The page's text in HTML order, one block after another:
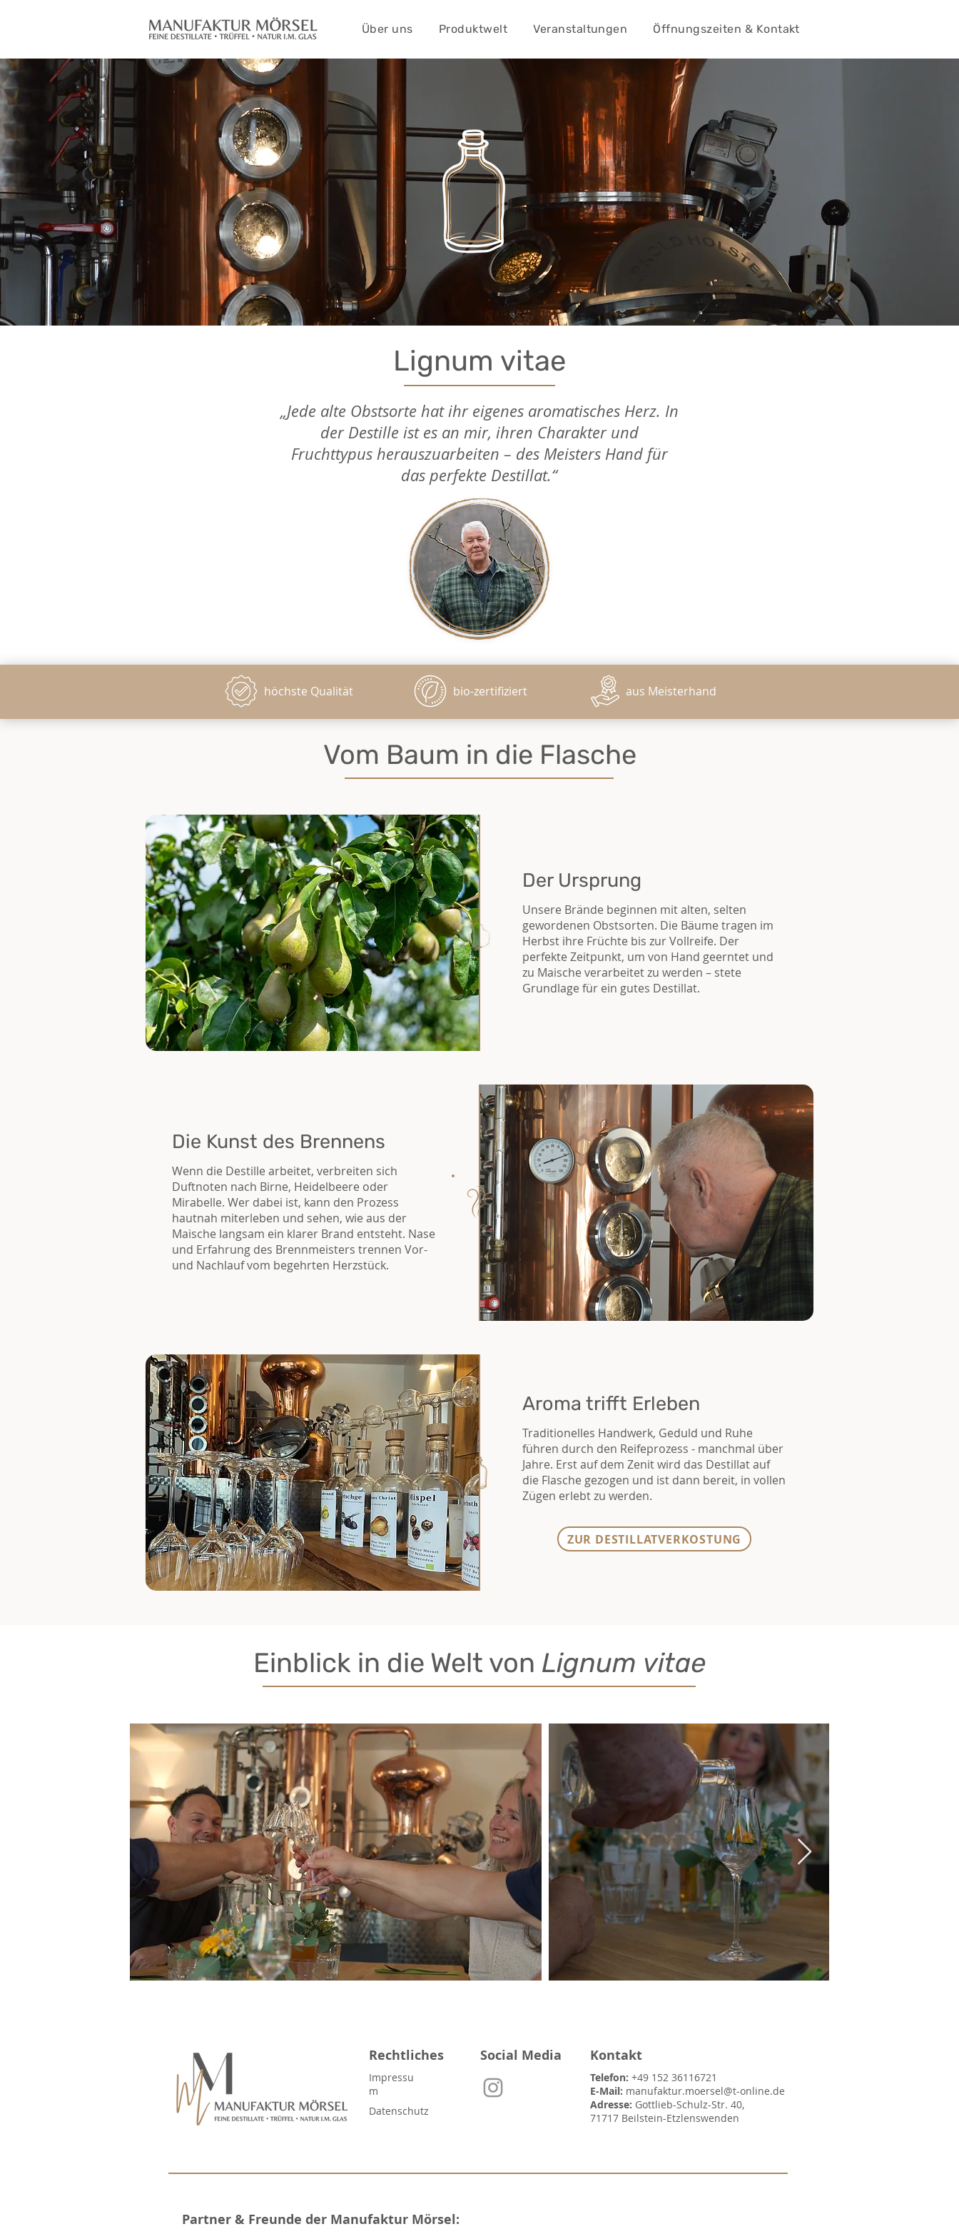
Über uns Produktwelt Veranstaltungen Öffnungszeiten & Kontakt
Lignum vitae
„Jede alte Obstsorte hat ihr eigenes aromatisches Herz. In
der Destille ist es an mir, ihren Charakter und
Fruchttypus herauszuarbeiten – des Meisters Hand für
das perfekte Destillat.“
höchste Qualität bio-zertifiziert aus Meisterhand
Vom Baum in die Flasche
Der Ursprung
Unsere Brände beginnen mit alten, selten
gewordenen Obstsorten. Die Bäume tragen im
Herbst ihre Früchte bis zur Vollreife. Der
perfekte Zeitpunkt, um von Hand geerntet und
zu Maische verarbeitet zu werden – stete
Grundlage für ein gutes Destillat.
Die Kunst des Brennens
Wenn die Destille arbeitet, verbreiten sich
Duftnoten nach Birne, Heidelbeere oder
Mirabelle. Wer dabei ist, kann den Prozess
hautnah miterleben und sehen, wie aus der
Maische langsam ein klarer Brand entsteht. Nase
und Erfahrung des Brennmeisters trennen Vor-
und Nachlauf vom begehrten Herzstück.
Aroma trifft Erleben
Traditionelles Handwerk, Geduld und Ruhe
führen durch den Reifeprozess - manchmal über
Jahre. Erst auf dem Zenit wird das Destillat auf
die Flasche gezogen und ist dann bereit, in vollen
Zügen erlebt zu werden.
ZUR DESTILLATVERKOSTUNG
Einblick in die Welt von Lignum vitae
Rechtliches
Impressu
m
Datenschutz
Social Media Kontakt
Telefon: +49 152 36116721
E-Mail: manufaktur.moersel@t-online.de
Adresse: Gottlieb-Schulz-Str. 40,
71717 Beilstein-Etzlenswenden
Partner & Freunde der Manufaktur Mörsel: